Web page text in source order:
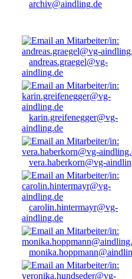
archiv@aindling.de
andreas.graegel@vg-
aindling.de
karin.greifenegger@vg-
aindling.de
vera.haberkorn@vg-
carolin.hintermayr@vg-
aindling.de